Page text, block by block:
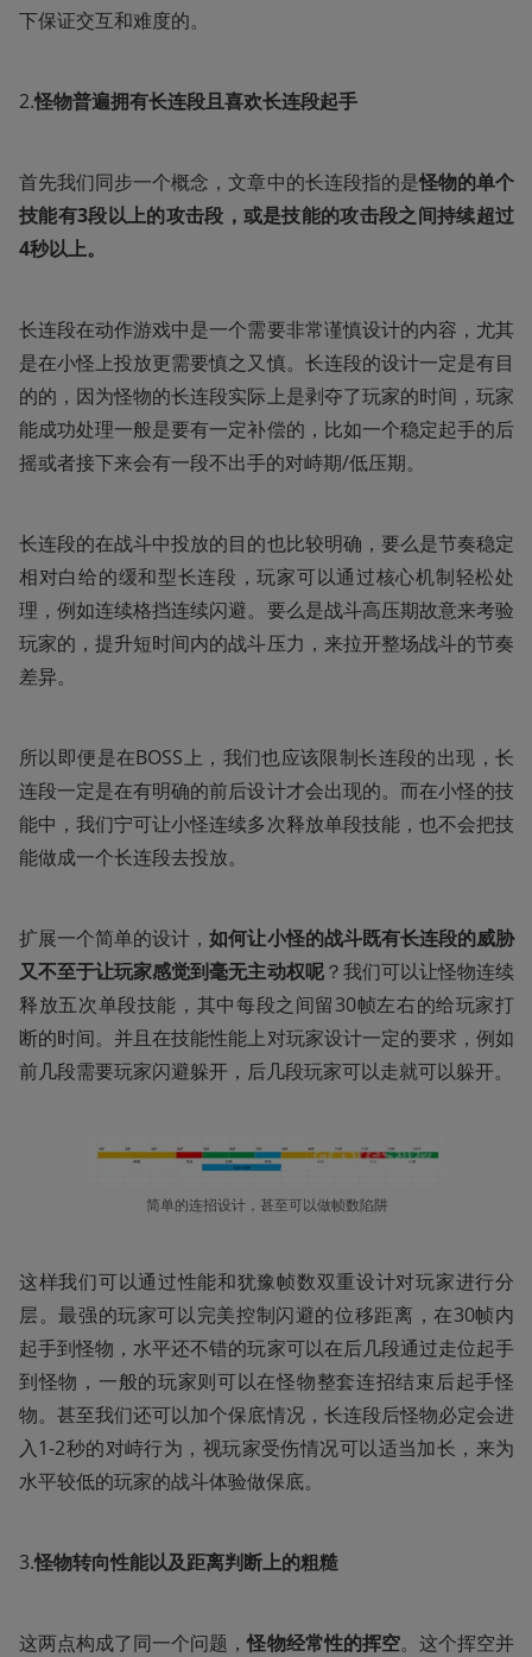
下保证交互和难度的。
2.怪物普遍拥有长连段且喜欢长连段起手
首先我们同步一个概念，文章中的长连段指的是怪物的单个
技能有3段以上的攻击段，或是技能的攻击段之间持续超过
4秒以上。
长连段在动作游戏中是一个需要非常谨慎设计的内容，尤其
是在小怪上投放更需要慎之又慎。长连段的设计一定是有目
的的，因为怪物的长连段实际上是剥夺了玩家的时间，玩家
能成功处理一般是要有一定补偿的，比如一个稳定起手的后
摇或者接下来会有一段不出手的对峙期/低压期。
长连段的在战斗中投放的目的也比较明确，要么是节奏稳定
相对白给的缓和型长连段，玩家可以通过核心机制轻松处
理，例如连续格挡连续闪避。要么是战斗高压期故意来考验
玩家的，提升短时间内的战斗压力，来拉开整场战斗的节奏
差异。
所以即便是在BOSS上，我们也应该限制长连段的出现，长
连段一定是在有明确的前后设计才会出现的。而在小怪的技
能中，我们宁可让小怪连续多次释放单段技能，也不会把技
能做成一个长连段去投放。
扩展一个简单的设计，如何让小怪的战斗既有长连段的威胁
又不至于让玩家感觉到毫无主动权呢？我们可以让怪物连续
释放五次单段技能，其中每段之间留30帧左右的给玩家打
断的时间。并且在技能性能上对玩家设计一定的要求，例如
前几段需要玩家闪避躲开，后几段玩家可以走就可以躲开。
简单的连招设计，甚至可以做帧数陷阱
这样我们可以通过性能和犹豫帧数双重设计对玩家进行分
层。最强的玩家可以完美控制闪避的位移距离，在30帧内
起手到怪物，水平还不错的玩家可以在后几段通过走位起手
到怪物，一般的玩家则可以在怪物整套连招结束后起手怪
物。甚至我们还可以加个保底情况，长连段后怪物必定会进
入1-2秒的对峙行为，视玩家受伤情况可以适当加长，来为
水平较低的玩家的战斗体验做保底。
3.怪物转向性能以及距离判断上的粗糙
这两点构成了同一个问题，怪物经常性的挥空。这个挥空并